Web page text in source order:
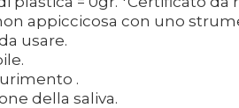
appiccicosa con uno
usare.
.
della saliva.